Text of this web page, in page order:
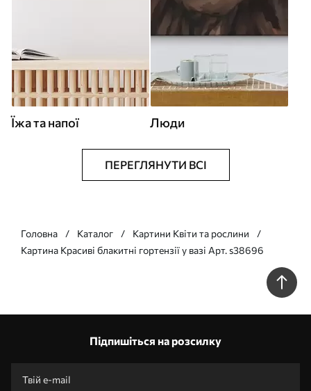
Їжа та напої Люди
ПЕРЕГЛЯНУТИ ВСІ
Головна Каталог
Картини Квіти та рослини
Картина Красиві блакитні гортензії у вазі Арт. s38696
Підпишіться на розсилку